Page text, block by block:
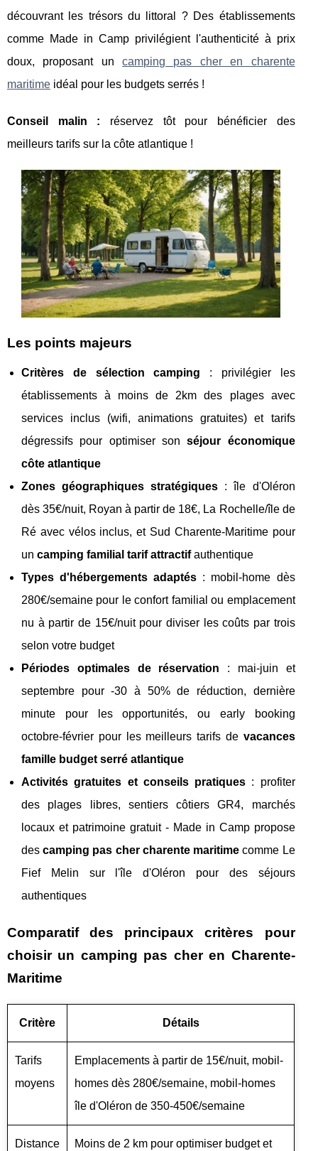
découvrant les trésors du littoral ? Des établissements
comme Made in Camp privilégient l'authenticité à prix
doux, proposant uncamping pas cher en charente
maritime idéal pour les budgets serrés !
Conseil malin : réservez tôt pour bénéficier des
meilleurs tarifs sur la côte atlantique !
Les points majeurs
Critères de sélection camping : privilégier les
établissements à moins de 2km des plages avec
services inclus (wifi, animations gratuites) et tarifs
dégressifs pour optimiser sonséjour économique
côte atlantique
Zones géographiques stratégiques : île d'Oléron
dès 35€/nuit, Royan à partir de 18€, La Rochelle/île de
Ré avec vélos inclus, et Sud Charente-Maritime pour
un camping familial tarif attractifauthentique
Types d'hébergements adaptés : mobil-home dès
280€/semaine pour le confort familial ou emplacement
nu à partir de 15€/nuit pour diviser les coûts par trois
selon votre budget
Périodes optimales de réservation : mai-juin et
septembre pour -30 à 50% de réduction, dernière
minute pour les opportunités, ou early booking
octobre-février pour les meilleurs tarifs de vacances
famille budget serré atlantique
Activités gratuites et conseils pratiques : profiter
des plages libres, sentiers côtiers GR4, marchés
locaux et patrimoine gratuit - Made in Camp propose
descamping pas cher charente maritime comme Le
Fief Melin sur l'île d'Oléron pour des séjours
authentiques
Comparatif des principaux critères pour
choisir un camping pas cher en Charente-
Maritime
Critère Détails
Tarifs
moyens
Emplacements à partir de 15€/nuit, mobil-
homes dès 280€/semaine, mobil-homes
île d'Oléron de 350-450€/semaine
Distance
Moins de 2 km pour optimiser budget et